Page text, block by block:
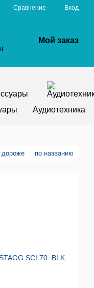
Сравнение Вход
Мой заказ
Аудиотехника
дороже по названию